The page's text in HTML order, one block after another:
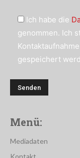
Ich habe die
genommen. Ich
gespeichert
Menü:
Mediadaten
Kontakt